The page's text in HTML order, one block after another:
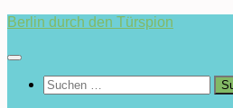
Zum
springen
Berlin durch den Türspion
Suchen
nach: